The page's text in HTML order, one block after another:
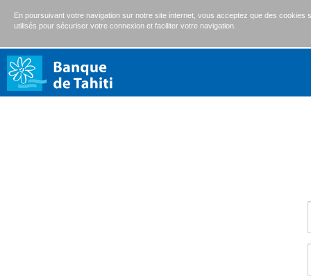
En poursuivant votre navigation sur notre site internet, vous acceptez que des
utilisés pour sécuriser votre connexion et faciliter votre navigation.